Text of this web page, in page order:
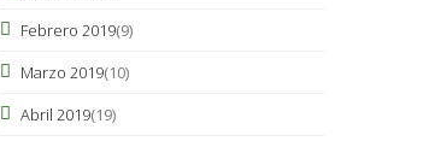
Febrero 2019(9)
Marzo 2019(10)
Abril 2019(19)